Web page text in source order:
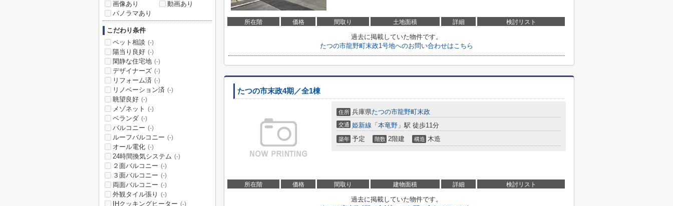
所在階 価格 間取り 土地面積 詳細 検討リスト
過去に掲載していた物件です。
たつの市龍野町末政1号地へのお問い合わせはこちら
たつの市末政4期／全1棟
住所 兵庫県たつの市龍野町末政
交通 姫新線 「 本竜野 」駅 徒歩11分
築年 予定 階数 2階建 構造 木造
所在階 価格 間取り 建物面積 詳細 検討リスト
過去に掲載していた物件です。
画像あり
動画あり
パノラマあり
こだわり条件
ペット相談 (-)
陽当り良好 (-)
閑静な住宅地 (-)
デザイナーズ (-)
リフォーム済 (-)
リノベーション済 (-)
眺望良好 (-)
メゾネット (-)
ベランダ (-)
バルコニー (-)
ルーフバルコニー (-)
オール電化 (-)
24時間換気システム (-)
２面バルコニー (-)
３面バルコニー (-)
両面バルコニー (-)
外観タイル張り (-)
IHクッキングヒーター (-)